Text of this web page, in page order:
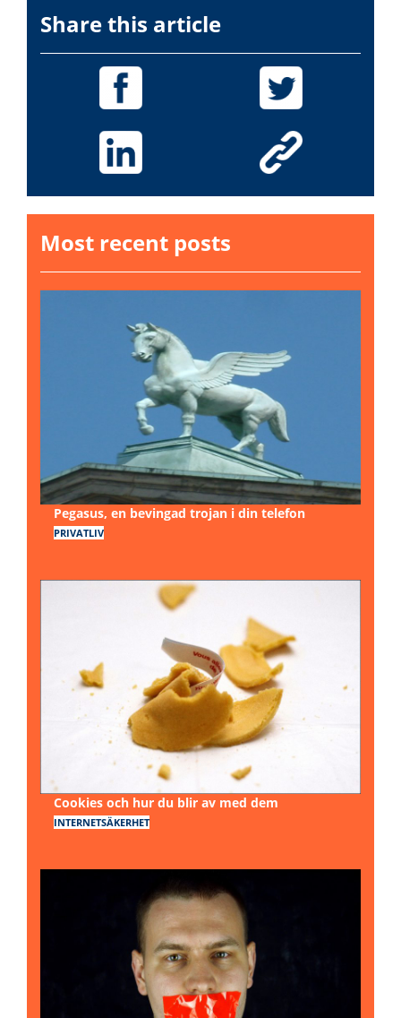
Share this article
Most recent posts
Pegasus, en bevingad trojan i din telefon
PRIVATLIV
Cookies och hur du blir av med dem
INTERNETSÄKERHET